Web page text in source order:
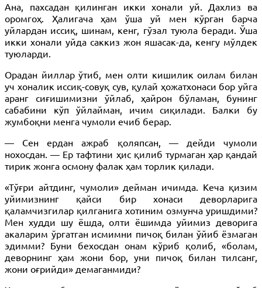
Ана, пахсадан қилинган икки хонали уй. Дахлиз ва
оромгоҳ. Ҳалигача ҳам ўша уй мен кўрган барча
уйлардан иссиқ, шинам, кенг, гўзал туюла беради. Ўша
икки хонали уйда саккиз жон яшасак-да, кенгу мўлдек
туюларди.
Орадан йиллар ўтиб, мен олти кишилик оилам билан
уч хоналик иссиқ-совуқ сув, қулай ҳожатхонаси бор уйга
аранг сиғишимизни ўйлаб, ҳайрон бўламан, бунинг
сабабини кўп ўйлайман, ичим сиқилади. Балки бу
жумбоқни менга чумоли ечиб берар.
— Сен ердан ажраб қоляпсан, — дейди чумоли
нохосдан. — Ер тафтини ҳис қилиб турмаган ҳар қандай
тирик жонга осмону фалак ҳам торлик қилади.
«Тўғри айтдинг, чумоли» дейман ичимда. Кеча қизим
уйимизнинг қайси бир хонаси деворларига
қаламчизгилар қилганига хотиним озмунча уришдими?
Мен худди шу ёшда, олти ёшимда уйимиз деворига
акаларим ўргатган исмимни пичоқ билан ўйиб ёзмаган
эдимми? Буни бехосдан онам кўриб қолиб, «болам,
деворнинг ҳам жони бор, уни пичоқ билан тилсанг,
жони оғрийди» демаганмиди?